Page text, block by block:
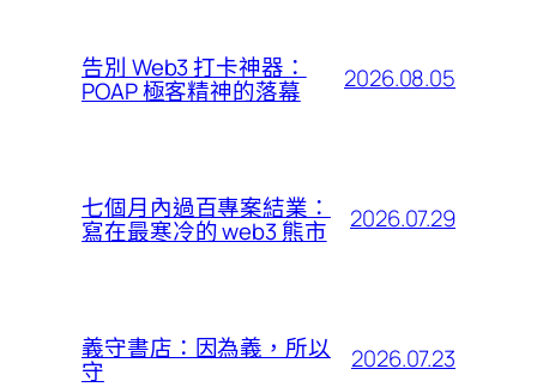
告別 Web3 打卡神器：
POAP 極客精神的落幕 2026.08.05
七個月內過百專案結業：
寫在最寒冷的 web3 熊市 2026.07.29
義守書店：因為義，所以
守 2026.07.23